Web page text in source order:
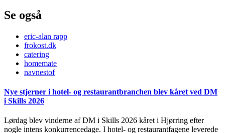
Se også
eric-alan rapp
frokost.dk
catering
homemate
navnestof
Nye stjerner i hotel- og restaurantbranchen blev kåret ved DM
i Skills 2026
Lørdag blev vinderne af DM i Skills 2026 kåret i Hjørring efter
nogle intens konkurrencedage. I hotel- og restaurantfagene leverede